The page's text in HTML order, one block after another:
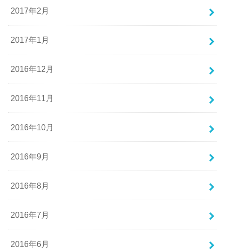
2017年2月
2017年1月
2016年12月
2016年11月
2016年10月
2016年9月
2016年8月
2016年7月
2016年6月